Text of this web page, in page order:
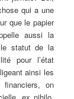
qui a une
que le papier
aussi la
statut de la
pour l’état
ainsi les
on